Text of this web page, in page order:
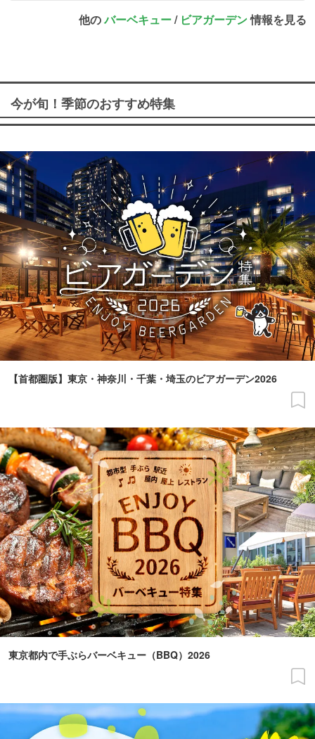
他のバーベキュー/ ビアガーデン情報を見る
今が旬！季節のおすすめ特集
【首都圏版】東京・神奈川・千葉・埼玉のビアガーデン2026
東京都内で手ぶらバーベキュー（BBQ）2026